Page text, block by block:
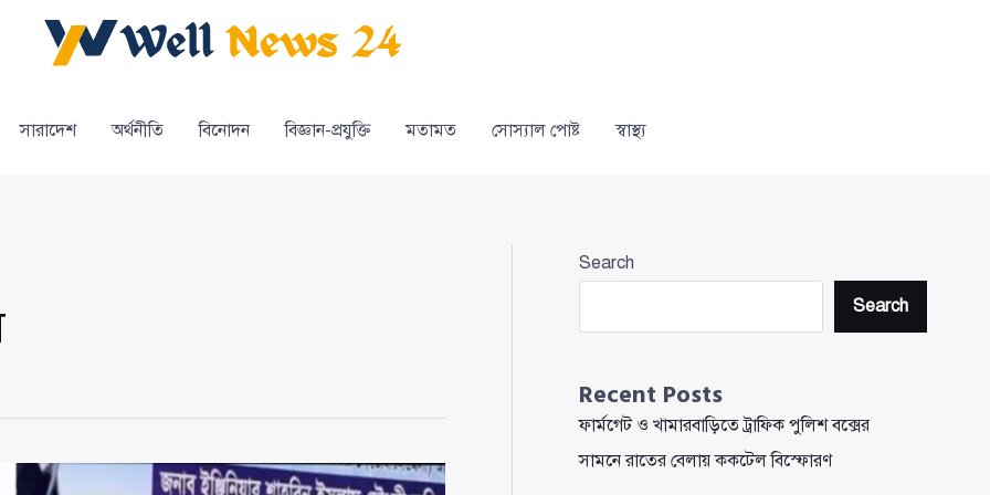
সারাদেশ অর্থনীতি বিনোদন বিজ্ঞান-প্রযুক্তি মতামত সোস্যাল পোষ্ট স্বাস্থ্য
Search
Search
Recent Posts
ফার্মগেট ও খামারবাড়িতে ট্রাফিক পুলিশ বক্সের
সামনে রাতের বেলায় ককটেল বিস্ফোরণ